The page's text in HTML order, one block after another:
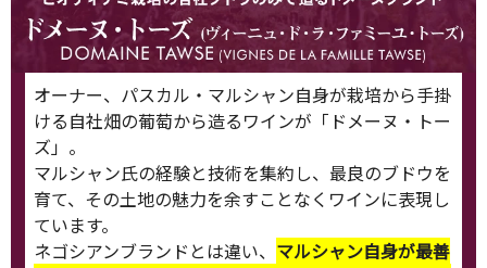
オーナー、パスカル・マルシャン自身が栽培から手掛
ける自社畑の葡萄から造るワインが「ドメーヌ・トー
ズ」。
マルシャン氏の経験と技術を集約し、最良のブドウを
育て、その土地の魅力を余すことなくワインに表現し
ています。
ネゴシアンブランドとは違い、 マルシャン自身が最善